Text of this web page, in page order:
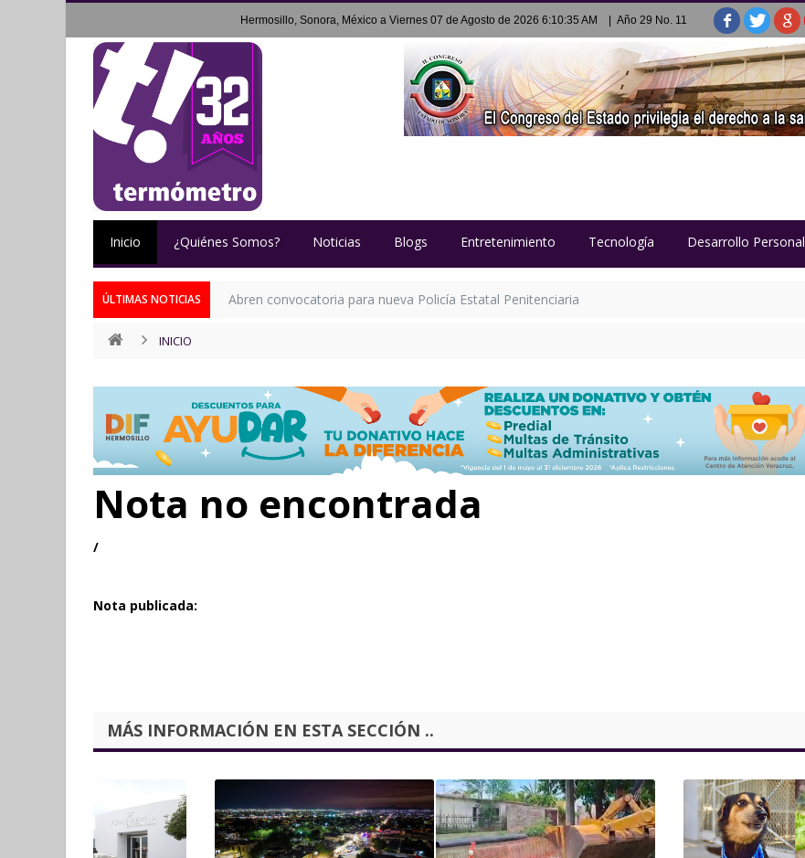
Hermosillo, Sonora, México a Viernes 07 de Agosto de 2026 6:10:35 AM | Año 29 No. 11
Inicio ¿Quiénes Somos? Noticias Blogs Entretenimiento Tecnología Desarrollo Personal
ÚLTIMAS NOTICIAS Abren convocatoria para nueva Policía Estatal Penitenciaria
INICIO
Nota no encontrada
/
Nota publicada:
MÁS INFORMACIÓN EN ESTA SECCIÓN ..